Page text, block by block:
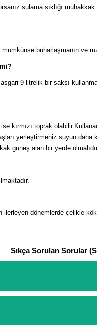
sulama sıklığı
buharlaşmanın ve
9 litrelik bir saksı
kırmızı toprak
yerleştirmeniz suyun
alan bir yerde
dönemlerde çelikle
Sıkça Sorulan Sorular
sipariş verdikten sonra